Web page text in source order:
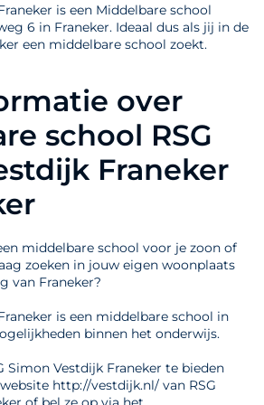
is een Middelbare school
6 in Franeker. Ideaal dus als jij in de
een middelbare school zoekt.
over
school RSG
Franeker
middelbare school voor je zoon of
zoeken in jouw eigen woonplaats
van Franeker?
is een middelbare school in
binnen het onderwijs.
Simon Vestdijk Franeker te bieden
http://vestdijk.nl/ van RSG